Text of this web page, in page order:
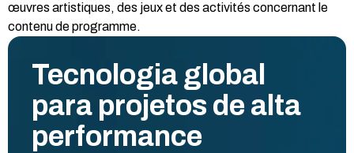
œuvres artistiques, des jeux et des activités concernant le
contenu de programme.
Tecnologia global
para projetos de alta
performance